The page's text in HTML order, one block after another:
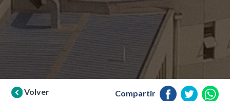
Volver Compartir